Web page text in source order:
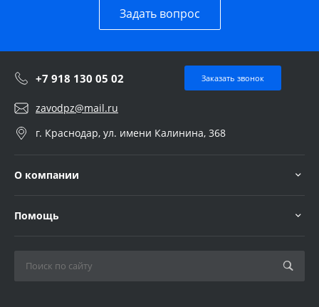
Задать вопрос
+7 918 130 05 02 Заказать звонок
zavodpz@mail.ru
г. Краснодар, ул. имени Калинина, 368
О компании
Помощь